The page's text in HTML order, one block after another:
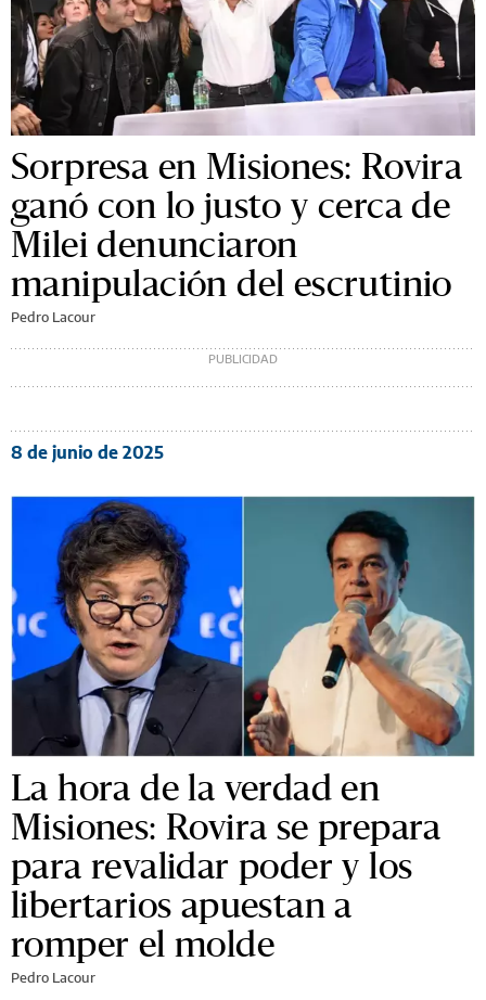
Sorpresa en Misiones: Rovira
ganó con lo justo y cerca de
Milei denunciaron
manipulación del escrutinio
Pedro Lacour
8 de junio de 2025
La hora de la verdad en
Misiones: Rovira se prepara
para revalidar poder y los
libertarios apuestan a
romper el molde
Pedro Lacour